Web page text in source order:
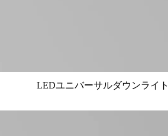
LEDユニバーサルダウンライ